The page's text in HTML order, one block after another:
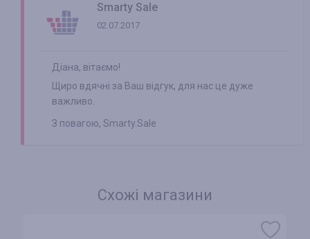
Smarty Sale
02.07.2017
Діана, вітаємо!
Щиро вдячні за Ваш відгук, для нас це дуже
важливо.
З повагою, Smarty.Sale
Схожі магазини